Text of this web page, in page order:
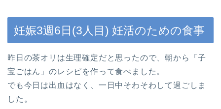
妊娠3週6日(3人目) 妊活のための食事
昨日の茶オリは生理確定だと思ったので、朝から「子
宝ごはん」のレシピを作って食べました。
でも今日は出血はなく、一日中そわそわして過ごしま
した。